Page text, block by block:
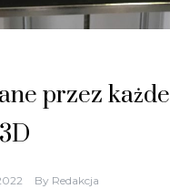
przez
By Redakcja